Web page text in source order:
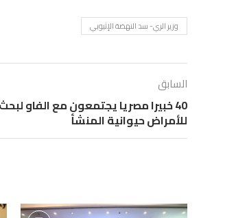
وزير الري- سد النهضة الإثيوبي
السابق
40 خبيرا مصريا يجتمعون مع الفاو
للأمراض حيوانية المنشأ